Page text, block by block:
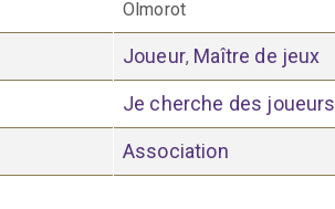
Olmorot
Joueur, Maître de jeux
Je cherche des joueurs
Association